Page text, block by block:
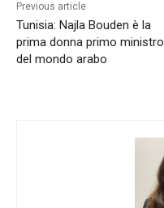
Previous article
Tunisia: Najla Bouden è la
prima donna primo ministro
del mondo arabo